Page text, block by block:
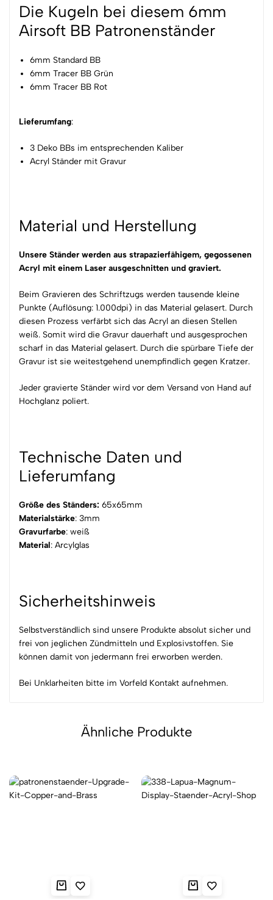
Die Kugeln bei diesem 6mm
Airsoft BB Patronenständer
6mm Standard BB
6mm Tracer BB Grün
6mm Tracer BB Rot
Lieferumfang:
3 Deko BBs im entsprechenden Kaliber
Acryl Ständer mit Gravur
Material und Herstellung
Unsere Ständer werden aus strapazierfähigem, gegossenen
Acryl mit einem Laser ausgeschnitten und graviert.
Beim Gravieren des Schriftzugs werden tausende kleine
Punkte (Auflösung: 1.000dpi) in das Material gelasert. Durch
diesen Prozess verfärbt sich das Acryl an diesen Stellen
weiß. Somit wird die Gravur dauerhaft und ausgesprochen
scharf in das Material gelasert. Durch die spürbare Tiefe der
Gravur ist sie weitestgehend unempfindlich gegen Kratzer.
Jeder gravierte Ständer wird vor dem Versand von Hand auf
Hochglanz poliert.
Technische Daten und
Lieferumfang
Größe des Ständers: 65x65mm
Materialstärke: 3mm
Gravurfarbe: weiß
Material: Arcylglas
Sicherheitshinweis
Selbstverständlich sind unsere Produkte absolut sicher und
frei von jeglichen Zündmitteln und Explosivstoffen. Sie
können damit von jedermann frei erworben werden.
Bei Unklarheiten bitte im Vorfeld Kontakt aufnehmen.
Ähnliche Produkte